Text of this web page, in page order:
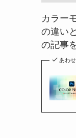
カラー
の違い
の記事
あわ